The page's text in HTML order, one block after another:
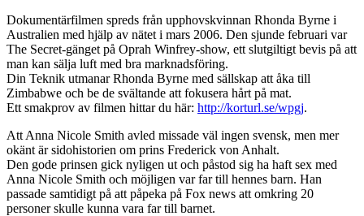
Dokumentärfilmen spreds från upphovskvinnan Rhonda Byrne i
Australien med hjälp av nätet i mars 2006. Den sjunde februari var
The Secret-gänget på Oprah Winfrey-show, ett slutgiltigt bevis på att
man kan sälja luft med bra marknadsföring.
Din Teknik utmanar Rhonda Byrne med sällskap att åka till
Zimbabwe och be de svältande att fokusera hårt på mat.
Ett smakprov av filmen hittar du här: http://korturl.se/wpgj.
Att Anna Nicole Smith avled missade väl ingen svensk, men mer
okänt är sidohistorien om prins Frederick von Anhalt.
Den gode prinsen gick nyligen ut och påstod sig ha haft sex med
Anna Nicole Smith och möjligen var far till hennes barn. Han
passade samtidigt på att påpeka på Fox news att omkring 20
personer skulle kunna vara far till barnet.